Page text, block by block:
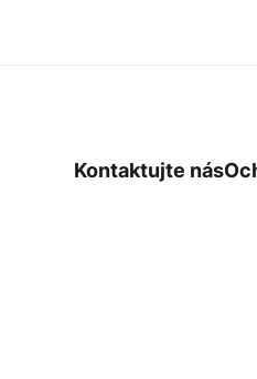
Kontaktujte nás